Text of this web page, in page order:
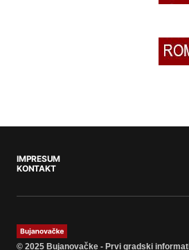
IMPRESUM
KONTAKT
© 2025 Bujanovačke - Prvi gradski